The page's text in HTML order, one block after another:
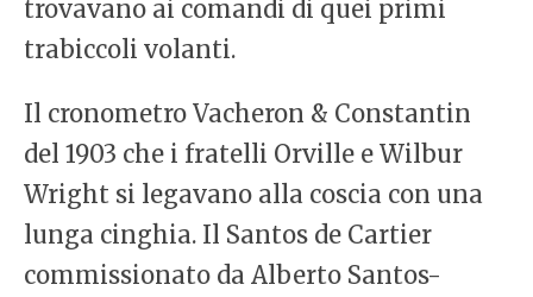
trovavano ai comandi di quei primi
trabiccoli volanti.
Il cronometro Vacheron & Constantin
del 1903 che i fratelli Orville e Wilbur
Wright si legavano alla coscia con una
lunga cinghia. Il Santos de Cartier
commissionato da Alberto Santos-